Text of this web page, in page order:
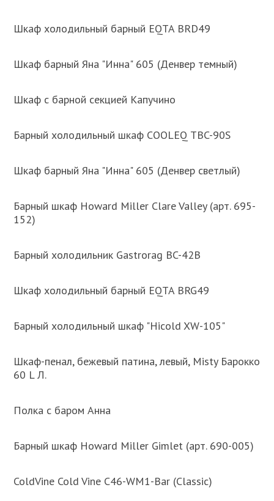
Шкаф холодильный барный EQTA BRD49
Шкаф барный Яна "Инна" 605 (Денвер темный)
Шкаф с барной секцией Капучино
Барный холодильный шкаф COOLEQ TBC-90S
Шкаф барный Яна "Инна" 605 (Денвер светлый)
Барный шкаф Howard Miller Clare Valley (арт. 695-
152)
Барный холодильник Gastrorag BC-42B
Шкаф холодильный барный EQTA BRG49
Барный холодильный шкаф "Hicold XW-105"
Шкаф-пенал, бежевый патина, левый, Misty Барокко
60 L Л.
Полка с баром Анна
Барный шкаф Howard Miller Gimlet (арт. 690-005)
ColdVine Cold Vine C46-WM1-Bar (Classic)